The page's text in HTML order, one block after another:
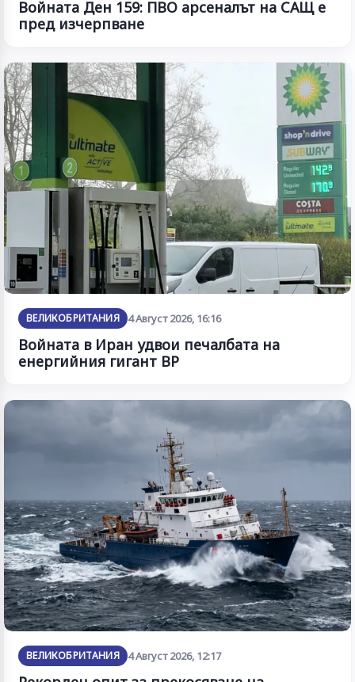
Войната Ден 159: ПВО арсеналът на САЩ е
пред изчерпване
ВЕЛИКОБРИТАНИЯ 4 Август 2026, 16:16
Войната в Иран удвои печалбата на
енергийния гигант BP
ВЕЛИКОБРИТАНИЯ 4 Август 2026, 12:17